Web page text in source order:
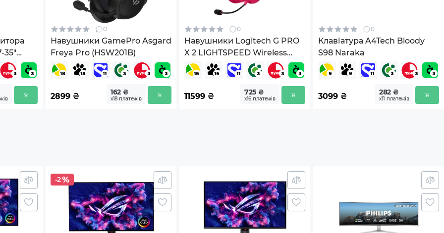
718x418х69
виробником без попередження.
35"
0
Навушники GamePro Asgard
Freya Pro (HSW201B)
2899 ₴ 162 ₴
х18 платежів
0
Навушники Logitech G PRO
X 2 LIGHTSPEED Wireless
Pink (981-001275)
11599 ₴ 725 ₴
х16 платежів
0
Клавіатура A4Tech Bloody
S98 Naraka
3099 ₴ 282 ₴
х11 платежів
-2